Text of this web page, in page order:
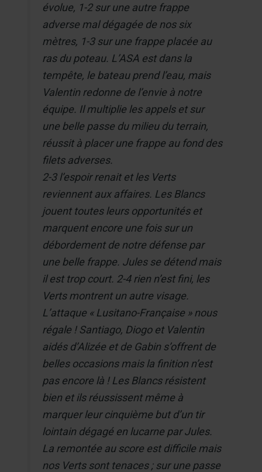
évolue, 1-2 sur une autre frappe
adverse mal dégagée de nos six
mètres, 1-3 sur une frappe placée au
ras du poteau. L’ASA est dans la
tempête, le bateau prend l’eau, mais
Valentin redonne de l’envie à notre
équipe. Il multiplie les appels et sur
une belle passe du milieu du terrain,
réussit à placer une frappe au fond des
filets adverses.
2-3 l’espoir renait et les Verts
reviennent aux affaires. Les Blancs
jouent toutes leurs opportunités et
marquent encore une fois sur un
débordement de notre défense par
une belle frappe. Jules se détend mais
il est trop court. 2-4 rien n’est fini, les
Verts montrent un autre visage.
L’attaque « Lusitano-Française » nous
régale ! Santiago, Diogo et Valentin
aidés d’Alizée et de Gabin s’offrent de
belles occasions mais la finition n’est
pas encore là ! Les Blancs résistent
bien et ils réussissent même à
marquer leur cinquième but d’un tir
lointain dégagé en lucarne par Jules.
La remontée au score est difficile mais
nos Verts sont tenaces ; sur une passe